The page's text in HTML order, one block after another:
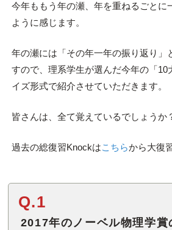
今年ももう年の瀬、年を重ねるごとに
ように感じます。
年の瀬には「その年一年の振り返り」
すので、理系学生が選んだ今年の「10
イズ形式で紹介させていただきます。
皆さんは、全て覚えているでしょうか
過去の総復習Knockはこちらから大復
Q.1
2017年のノーベル物理学賞